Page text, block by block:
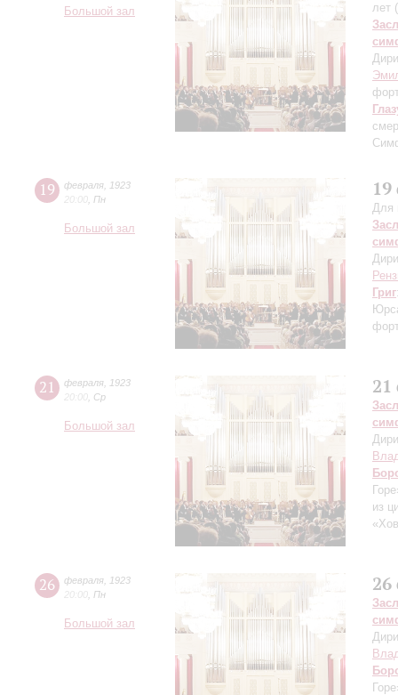
Большой зал
лет
19 февраля
1923
20:00 Пн
Большой зал
Для
Григ
21 февраля
1923
20:00 Ср
Большой зал
21
из
26 февраля
1923
20:00 Пн
Большой зал
26